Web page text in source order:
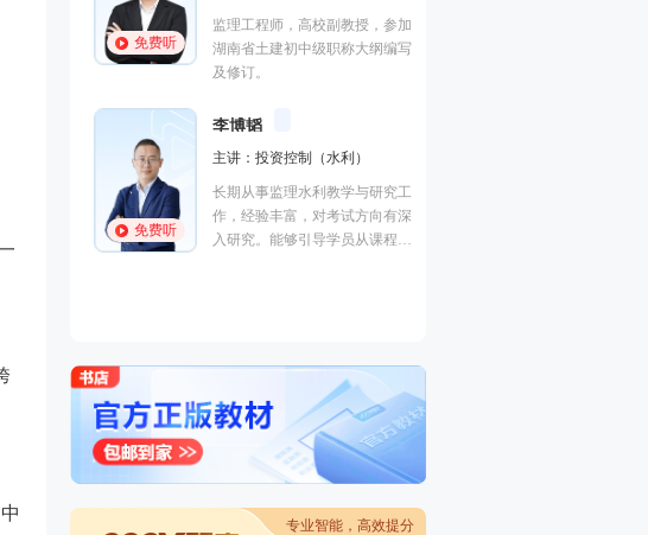
高校副教授，参加
中级职称大纲编写
（水利）
水利教学与研究工
，对考试方向有深
引导学员从课程和
识脉络并高效备考
喜爱。
免费听
优秀安全工程师、监理工程师讲
师。善于重点击破晦涩法理点，
轻松提升得分。
免费听
王竹梅
主讲：建设工程造价管理,理论
中国人民大学硕士，多年工程造
价咨询实战经验，建设部住宅试
专业智能，高效提分